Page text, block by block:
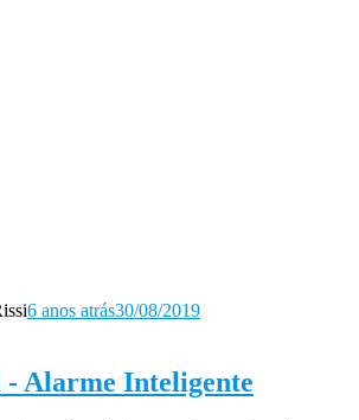
6 anos atrás30/08/2019
Alarme Inteligente